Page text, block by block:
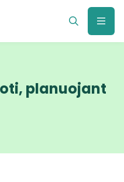
planuojant